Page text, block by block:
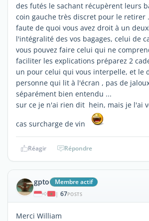
des futés le sachant récupèrent leurs
coin gauche très discret pour le retirer
faute de quoi vous avez droit à un
l'intégralité des vos bagages, celui de
vous pouvez faire celui qui ne
faciliter les explications préparez 2
un pour celui qui vous interpelle, et le
personne qui lit à l'écran , pas de
séparément bien entendu ...
sur ce je n'ai rien dit hein, mais je l'ai
cas surcharge de vin
Réagir Répondre
gpto Membre actif
| 67POSTS
Merci William